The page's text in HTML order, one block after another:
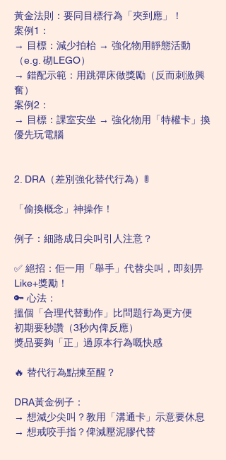
黃金法則：要同目標行為「夾到應」！
案例1：
→ 目標：減少拍枱 → 強化物用靜態活動
（e.g. 砌LEGO）
→ 錯配示範：用跳彈床做獎勵（反而刺激興
奮）
案例2：
→ 目標：課室安坐 → 強化物用「特權卡」換
優先玩電腦
2. DRA（差別強化替代行為）🚦
「偷換概念」神操作！
例子：細路成日尖叫引人注意？
✅ 絕招：佢一用「舉手」代替尖叫，即刻畀
Like+獎勵！
🔑 心法：
搵個「合理代替動作」比問題行為更方便
初期要秒讚（3秒內俾反應）
獎品要夠「正」過原本行為嘅快感
🔥 替代行為點揀至醒？
DRA黃金例子：
→ 想減少尖叫？教用「溝通卡」示意要休息
→ 想戒咬手指？俾減壓泥膠代替